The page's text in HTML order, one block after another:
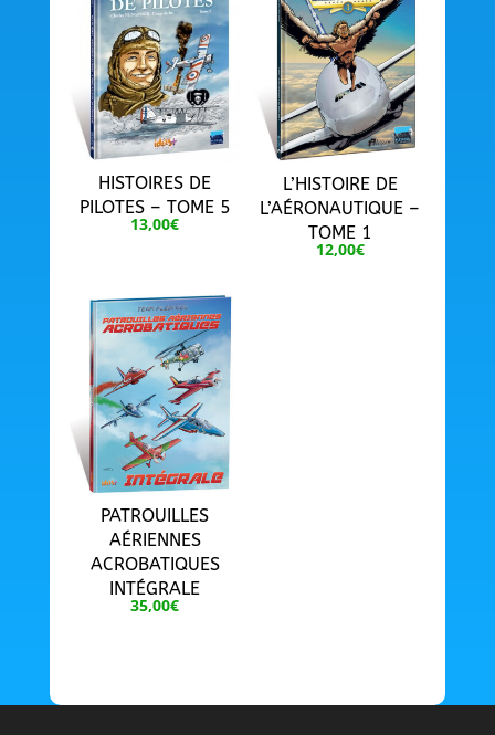
HISTOIRES DE
PILOTES – TOME 5
13,00€
L’HISTOIRE DE
L’AÉRONAUTIQUE –
TOME 1
12,00€
PATROUILLES
AÉRIENNES
ACROBATIQUES
INTÉGRALE
35,00€